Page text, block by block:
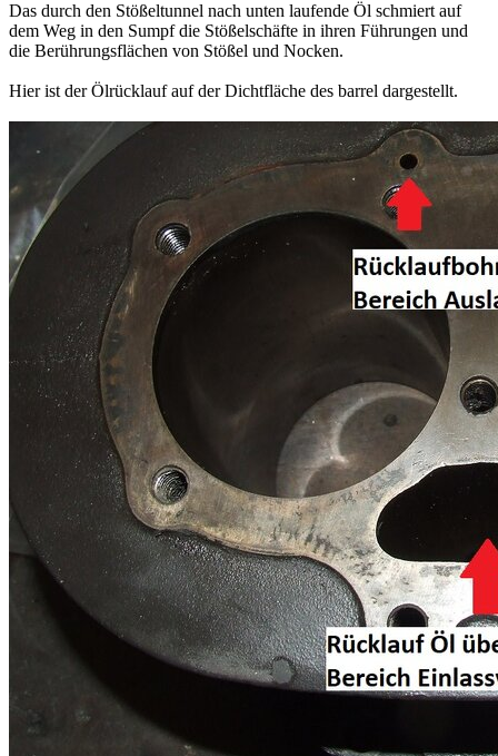
Das durch den Stößeltunnel nach unten laufende Öl schmiert auf
dem Weg in den Sumpf die Stößelschäfte in ihren Führungen und
die Berührungsflächen von Stößel und Nocken.
Hier ist der Ölrücklauf auf der Dichtfläche des barrel dargestellt.